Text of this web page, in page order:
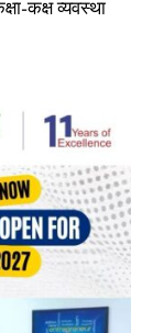
कक्ष व्यवस्था